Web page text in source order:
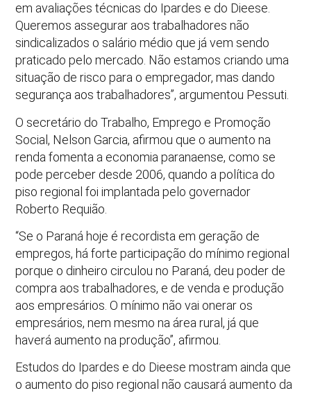
em avaliações técnicas do Ipardes e do Dieese.
Queremos assegurar aos trabalhadores não
sindicalizados o salário médio que já vem sendo
praticado pelo mercado. Não estamos criando uma
situação de risco para o empregador, mas dando
segurança aos trabalhadores”, argumentou Pessuti.
O secretário do Trabalho, Emprego e Promoção
Social, Nelson Garcia, afirmou que o aumento na
renda fomenta a economia paranaense, como se
pode perceber desde 2006, quando a política do
piso regional foi implantada pelo governador
Roberto Requião.
“Se o Paraná hoje é recordista em geração de
empregos, há forte participação do mínimo regional
porque o dinheiro circulou no Paraná, deu poder de
compra aos trabalhadores, e de venda e produção
aos empresários. O mínimo não vai onerar os
empresários, nem mesmo na área rural, já que
haverá aumento na produção”, afirmou.
Estudos do Ipardes e do Dieese mostram ainda que
o aumento do piso regional não causará aumento da